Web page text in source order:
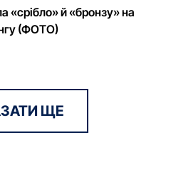
«срібло» й «бронзу» на
(ФОТО)
ЩЕ